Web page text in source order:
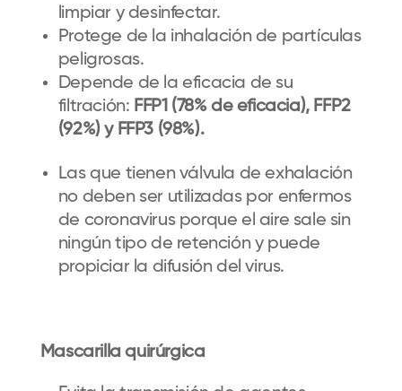
limpiar y desinfectar.
Protege de la inhalación de partículas
peligrosas.
Depende de la eficacia de su
filtración: FFP1 (78% de eficacia), FFP2
(92%) y FFP3 (98%).
Las que tienen válvula de exhalación
no deben ser utilizadas por enfermos
de coronavirus porque el aire sale sin
ningún tipo de retención y puede
propiciar la difusión del virus.
Mascarilla quirúrgica